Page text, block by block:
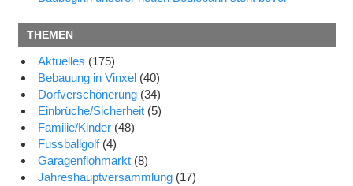
THEMEN
Aktuelles (175)
Bebauung in Vinxel (40)
Dorfverschönerung (34)
Einbrüche/Sicherheit (5)
Familie/Kinder (48)
Fussballgolf(4)
Garagenflohmarkt (8)
Jahreshauptversammlung (17)